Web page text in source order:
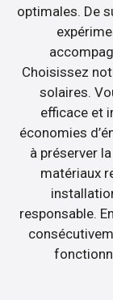
optimales. De
Choisissez
solaires.
efficace et
économies
à préserver
matériaux
responsable.